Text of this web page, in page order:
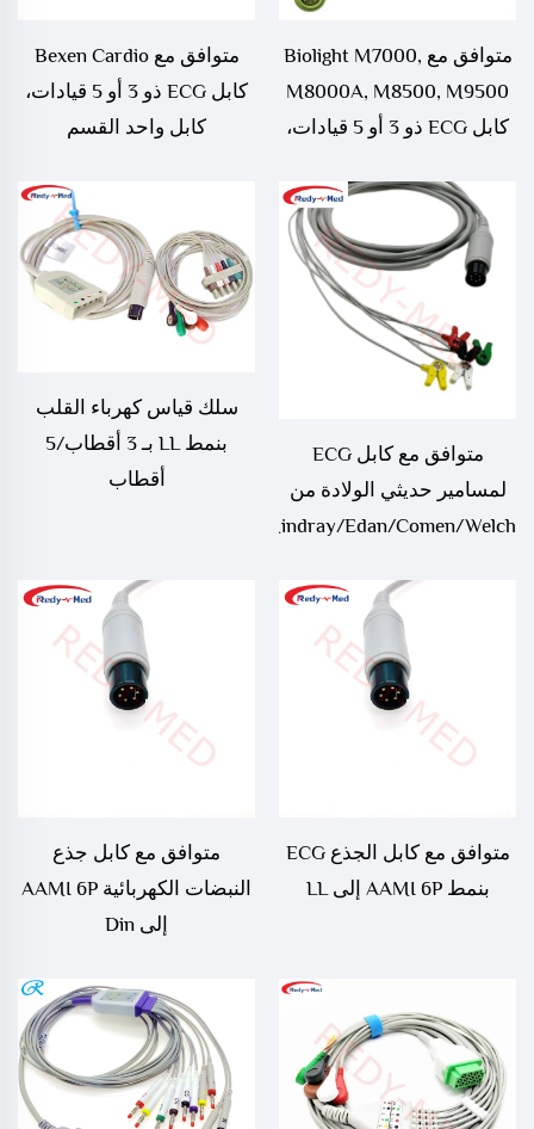
متوافق مع Biolight M7000,
M8000A, M8500, M9500
كابل ECG ذو 3 أو 5 قيادات،
متوافق مع Bexen Cardio
كابل ECG ذو 3 أو 5 قيادات،
كابل واحد القسم
متوافق مع كابل ECG
لمسامير حديثي الولادة من
Zoll/Mindray/Edan/Comen/Welch
سلك قياس كهرباء القلب
بنمط LL بـ 3 أقطاب/5
أقطاب
متوافق مع كابل الجذع ECG
بنمط AAMI 6P إلى LL
متوافق مع كابل جذع
النبضات الكهربائية AAMI 6P
إلى Din